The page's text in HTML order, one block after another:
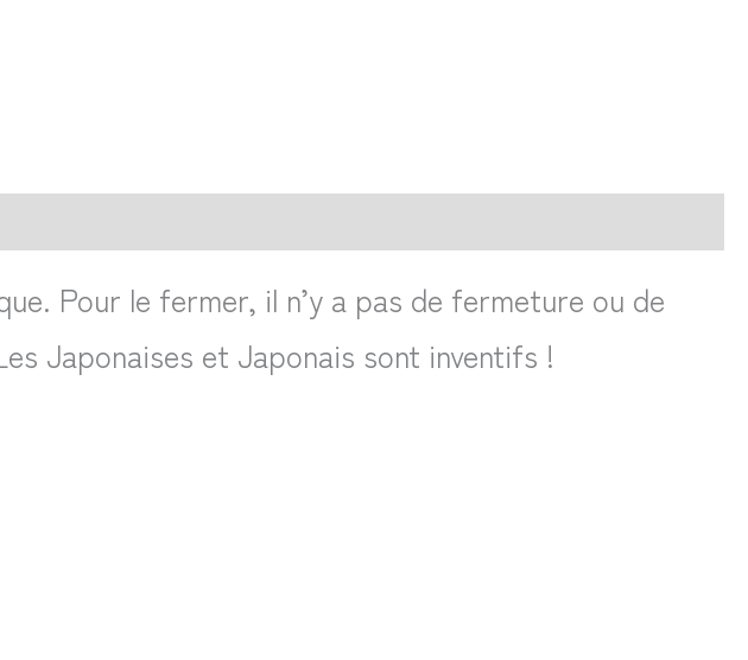
Pour le fermer, il n’y a pas de fermeture ou de
Japonaises et Japonais sont inventifs !